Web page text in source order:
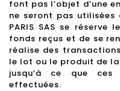
font pas l’objet d’une
ne seront pas utilisées
PARIS SAS se
fonds reçus et de se
réalise des
le lot ou le produit de la
jusqu’à ce que
effectuées.